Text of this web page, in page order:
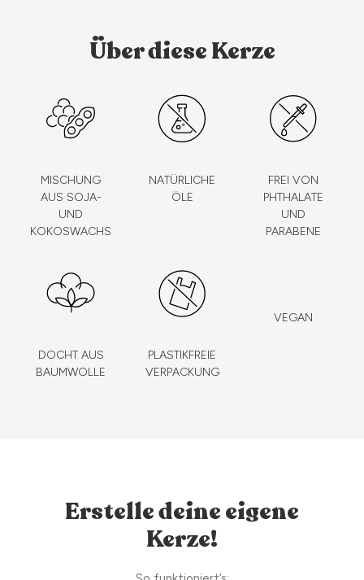
Über diese Kerze
MISCHUNG
AUS SOJA-
UND
KOKOSWACHS
NATÜRLICHE
ÖLE
FREI VON
PHTHALATE
UND
PARABENE
DOCHT AUS
BAUMWOLLE
PLASTIKFREIE
VERPACKUNG
VEGAN
Erstelle deine eigene
Kerze!